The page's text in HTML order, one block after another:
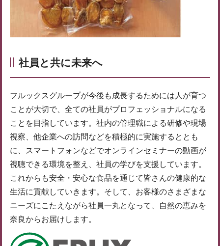
社員と共に未来へ
フルックスグループが今後も成長するためには人が育つ
ことが大切で、全ての社員がプロフェッショナルになる
ことを目指しています。社内の管理職による研修や現場
視察、他企業への訪問などを積極的に実施するととも
に、スマートフォンなどでオンラインセミナーの動画が
視聴できる環境を整え、社員の学びを支援しています。
これからも安全・安心な食品を通じて皆さんの健康的な
生活に貢献していきます。そして、お客様のさまざまな
ニーズにこたえながら社員一丸となって、自然の恵みを
奈良からお届けします。